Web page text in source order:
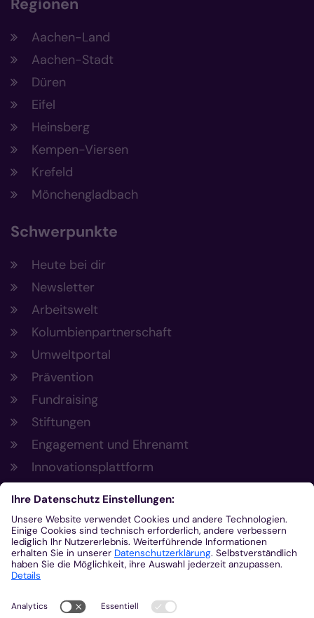
Regionen
Aachen-Land
Aachen-Stadt
Düren
Eifel
Heinsberg
Kempen-Viersen
Krefeld
Mönchengladbach
Schwerpunkte
Heute bei dir
Newsletter
Arbeitswelt
Kolumbienpartnerschaft
Umweltportal
Prävention
Fundraising
Stiftungen
Engagement und Ehrenamt
Innovationsplattform
Aus der Plattform
Nachrichten
Veranstaltungen
Gottesdienste
Stellenangebote